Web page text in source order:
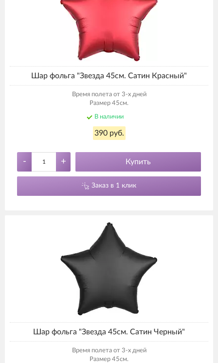
Шар фольга "Звезда 45см. Сатин Красный"
Время полета от 3-х дней
Размер 45см.
В наличии
390 руб.
- + Купить
Заказ в 1 клик
Шар фольга "Звезда 45см. Сатин Черный"
Время полета от 3-х дней
Размер 45см.